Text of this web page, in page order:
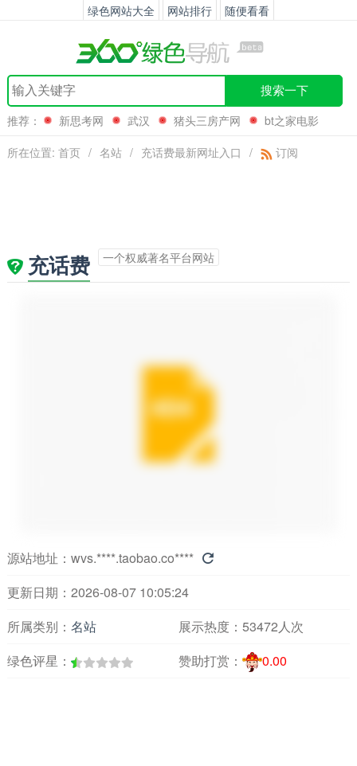
绿色网站大全 网站排行 随便看看
搜索一下
推荐： 新思考网 武汉 猪头三房产网
bt之家电影
所在位置: 首页 / 名站 / 充话费最新网址入口 / 订阅
充话费 一个权威著名平台网站
源站地址： wvs.****.taobao.co**** 
更新日期：2026-08-07 10:05:24
所属类别： 名站 展示热度： 53472人次
绿色评星：
赞助打赏： 0.00